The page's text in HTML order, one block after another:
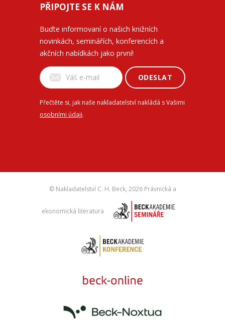
PŘIPOJTE SE K NÁM
Buďte informovaní o našich knižních
novinkách, seminářích, konferencích a
akčních nabídkách jako první!
ODESLAT
Přečtěte si, jak naše nakladatelství nakládá s Vašimi
osobními údaji.
© Nakladatelství C. H. Beck, 2026 Právnická a
ekonomická literatura